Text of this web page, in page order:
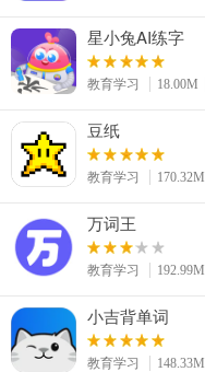
星小兔AI练字
教育学习 18.00M
豆纸
教育学习 170.32M
万词王
教育学习 192.99M
小吉背单词
教育学习 148.33M